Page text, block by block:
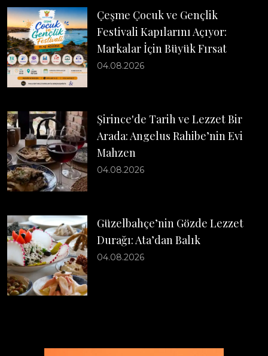
Çeşme Çocuk ve Gençlik
Festivali Kapılarını Açıyor:
Markalar İçin Büyük Fırsat
04.08.2026
Şirince'de Tarih ve Lezzet Bir
Arada: Angelus Rahibe’nin Evi
Mahzen
04.08.2026
Güzelbahçe’nin Gözde Lezzet
Durağı: Ata’dan Balık
04.08.2026